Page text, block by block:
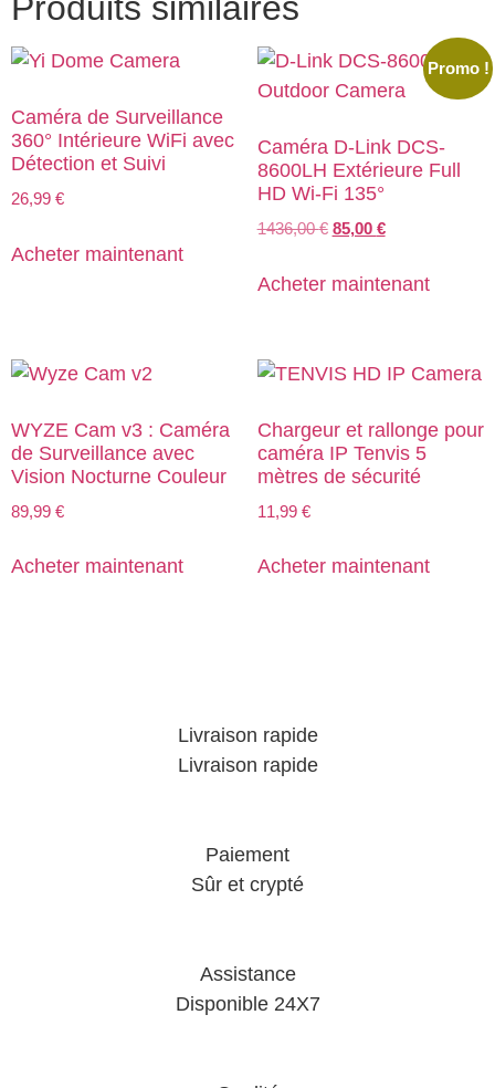
Caméra de Surveillance
360° Intérieure WiFi avec
Détection et Suivi
26,99 €
Acheter maintenant
Promo !
Caméra D-Link DCS-
8600LH Extérieure Full
HD Wi-Fi 135°
1436,00€ 85,00 €
Acheter maintenant
WYZE Cam v3 : Caméra
de Surveillance avec
Vision Nocturne Couleur
89,99 €
Acheter maintenant
Chargeur et rallonge pour
caméra IP Tenvis 5
mètres de sécurité
11,99 €
Acheter maintenant
Livraison rapide
Livraison rapide
Paiement
Sûr et crypté
Assistance
Disponible 24X7